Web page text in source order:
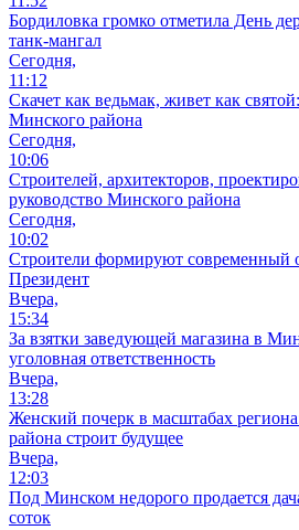
Бордиловка громко отметила День
танк-мангал
Сегодня,
11:12
Скачет как ведьмак, живет как
Минского района
Сегодня,
10:06
Cтроителей, архитекторов,
руководство Минского района
Сегодня,
10:02
Строители формируют современный
Президент
Вчера,
15:34
За взятки заведующей магазина в
уголовная ответственность
Вчера,
13:28
Женский почерк в масштабах
района строит будущее
Вчера,
12:03
Под Минском недорого продается
соток